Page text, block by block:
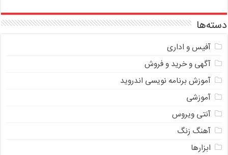
دسته‌ها
آفیس و اداری
آگهی و خرید و فروش
آموزش برنامه نویسی اندروید
آموزشی
آنتی ویروس
آهنگ زنگ
ابزارها